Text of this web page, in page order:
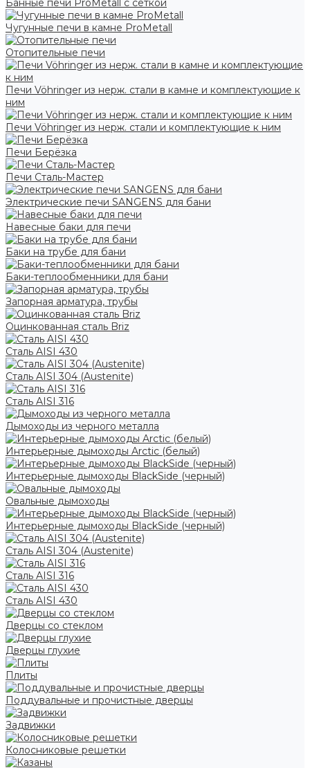
Банные печи ProMetall с сеткой
Чугунные печи в камне ProMetall
Отопительные печи
Печи Vöhringer из нерж. стали в камне и комплектующие к
ним
Печи Vöhringer из нерж. стали и комплектующие к ним
Печи Берёзка
Печи Сталь-Мастер
Электрические печи SANGENS для бани
Навесные баки для печи
Баки на трубе для бани
Баки-теплообменники для бани
Запорная арматура, трубы
Оцинкованная сталь Briz
Сталь AISI 430
Сталь AISI 304 (Austenite)
Сталь AISI 316
Дымоходы из черного металла
Интерьерные дымоходы Arctic (белый)
Интерьерные дымоходы BlackSide (черный)
Овальные дымоходы
Интерьерные дымоходы BlackSide (черный)
Сталь AISI 304 (Austenite)
Сталь AISI 316
Сталь AISI 430
Дверцы со стеклом
Дверцы глухие
Плиты
Поддувальные и прочистные дверцы
Задвижки
Колосниковые решетки